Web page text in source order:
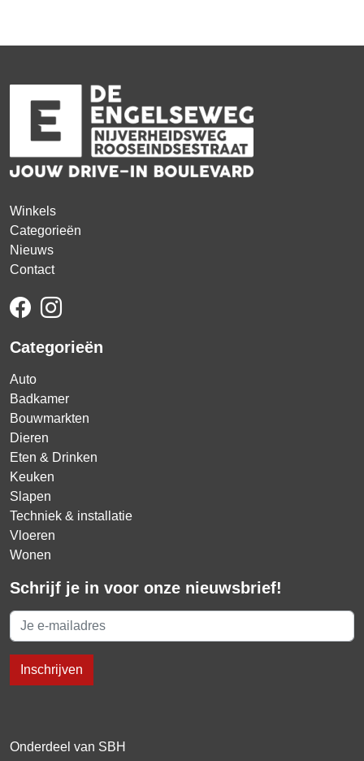
Winkels
Categorieën
Nieuws
Contact
Categorieën
Auto
Badkamer
Bouwmarkten
Dieren
Eten & Drinken
Keuken
Slapen
Techniek & installatie
Vloeren
Wonen
Schrijf je in voor onze nieuwsbrief!
Onderdeel van SBH